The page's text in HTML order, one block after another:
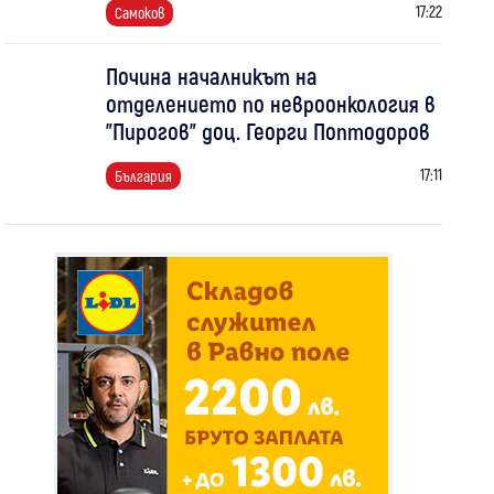
Самоков 17:22
Почина началникът на
отделението по невроонкология в
"Пирогов" доц. Георги Поптодоров
България 17:11